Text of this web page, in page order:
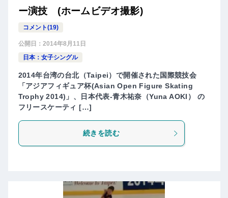
ー演技 (ホームビデオ撮影)
コメント(19)
公開日： 2014年8月11日
日本：女子シングル
2014年台湾の台北（Taipei）で開催された国際競技会
「アジアフィギュア杯(Asian Open Figure Skating
Trophy 2014)」、日本代表-青木祐奈（Yuna AOKI） の
フリースケーティ […]
続きを読む